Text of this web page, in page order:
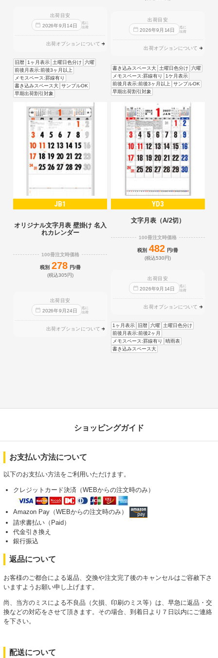
出荷目安
2026年9 月 14日
迄に
出荷
出荷オプションについて
旧暦 1ヶ月表示 土曜日色分け
六曜
前後月表示:前後3ヶ月以上
メモスペース:罫線有り
書き込みスペース大 サンプルOK
早期出荷割引対象
出荷目安
2026年9 月 14日
迄に
出荷
出荷オプションについて
書き込みスペース大 土曜日色分け
六曜
メモスペース:罫線有り
1ケ月表示
前後月表示:前後3ヶ月以上 サンプルOK
早期出荷割引対象
JB1
オリジナル文字月表 壁掛け 名入
れカレンダー
100冊注文時価格
税別 278 円/冊
(税込305円)
出荷目安
2026年9 月24日
迄に
出荷
出荷オプションについて
YD3
文字月表（A/2切）
100冊注文時価格
税別 482 円/冊
(税込530円)
出荷目安
2026年9 月 14日
迄に
出荷
出荷オプションについて
1ヶ月表示 旧暦 六曜 土曜日色分け
前後月表示:前後2ヶ月
メモスペース:罫線有り
晴雨表
書き込みスペース大
ショッピングガイド
お支払い方法について
以下のお支払い方法をご利用いただけます。
クレジットカード決済（WEBからの注文時のみ）
Amazon Pay（WEBからの注文時のみ）
請求書払い（Paid）
代金引き換え
銀行振込
返品について
お客様のご都合による返品、交換や注文完了後のキャンセルはご容赦下さ
いますようお願い申し上げます。
尚、当方のミスによる不良品（欠損、印刷のミス等）は、早急に返品・交
換などの対応をさせて頂きます。その場合、到着日より７日以内にご連絡
を下さい。
配送について